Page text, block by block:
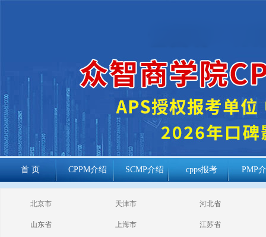
首 页 CPPM介绍 SCMP介绍 cpps报考 PMP
cppm报考常见
问题
北京市 天津市 河北省
山东省 上海市 江苏省